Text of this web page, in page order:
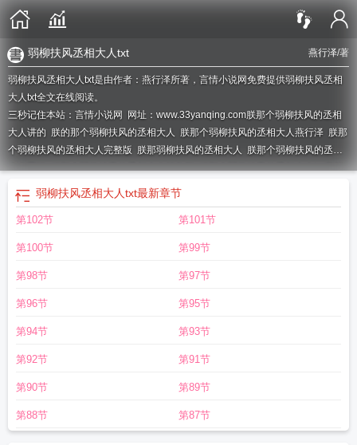
燕行泽/著
弱柳扶风丞相大人txt
弱柳扶风丞相大人txt是由作者：燕行泽所著，言情小说网免费提供弱柳扶风丞相
大人txt全文在线阅读。
三秒记住本站：言情小说网 网址：www.33yanqing.com朕那个弱柳扶风的丞相
大人讲的 朕的那个弱柳扶风的丞相大人 朕那个弱柳扶风的丞相大人燕行泽 朕那
个弱柳扶风的丞相大人完整版 朕那弱柳扶风的丞相大人 朕那个弱柳扶风的丞相
大人晋江朕那个弱柳扶风的丞相大人笔趣阁朕那个弱柳扶风的丞相大人by燕行
弱柳扶风丞相大人txt 朕那个弱柳扶风的丞相大人TXT
大人免费阅读
相大人双洁吗
朕那个弱柳扶风的丞相大人免费阅读番外
的丞相大人百度
朕那个弱柳扶风的丞相大人 燕行泽
免费朕那个弱柳扶风的丞相大人by 朕那个弱柳扶风的丞相大人是谁
弱柳扶风丞相大人txt最新章节
第102节 第101节
第100节 第99节
第98节 第97节
第96节 第95节
第94节 第93节
第92节 第91节
第90节 第89节
第88节 第87节